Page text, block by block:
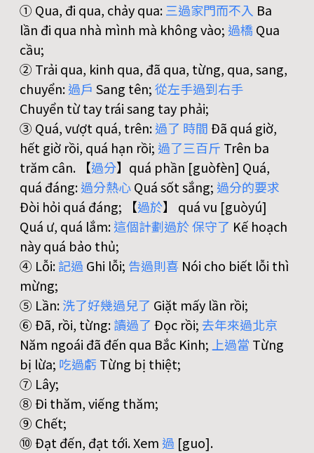
① Qua, đi qua, chảy qua:三過家門而不入 Ba
lần đi qua nhà mình mà không vào; 過橋 Qua
cầu;
② Trải qua, kinh qua, đã qua, từng, qua, sang,
chuyển:過戶 Sang tên;從左手過到右手
Chuyển từ tay trái sang tay phải;
③ Quá, vượt quá, trên:過了 時間Đã quá giờ,
hết giờ rồi, quá hạn rồi; 過了三百斤 Trên ba
trăm cân. 【過分】quá phần [guòfèn] Quá,
quá đáng:過分熱心Quá sốt sắng; 過分的要求
Đòi hỏi quá đáng; 【過於】 quá vu [guòyú]
Quá ư, quá lắm:這個計劃過於保守了 Kế hoạch
này quá bảo thủ;
④ Lỗi:記過 Ghi lỗi; 告過則喜 Nói cho biết lỗi thì
mừng;
⑤ Lần:洗了好幾過兒了 Giặt mấy lần rồi;
⑥ Đã, rồi, từng:讀過了 Đọc rồi;去年來過北京
Năm ngoái đã đến qua Bắc Kinh; 上過當 Từng
bị lừa; 吃過虧 Từng bị thiệt;
⑦ Lây;
⑧ Đi thăm, viếng thăm;
⑨ Chết;
⑩ Đạt đến, đạt tới. Xem 過 [guo].